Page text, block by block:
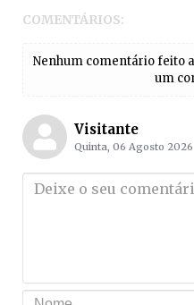
COMENTÁRIOS:
Nenhum comentário feito
um
Visitante
Quinta, 06 Agosto 2026